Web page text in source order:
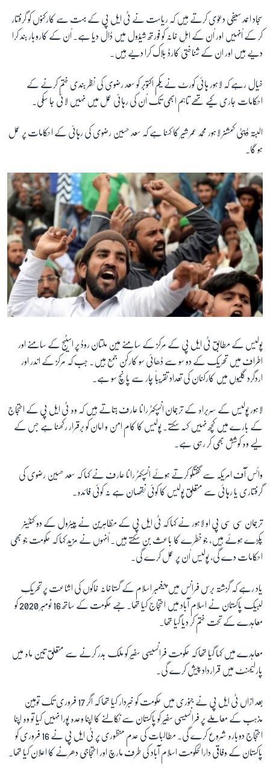
سجاد احمد سیفی دعوٰی کرتے ہیں کہ ریاست نے ٹی ایل پی کے بہت سے کارکنوں کو گرفتار
کر کے اُنہیں اور اُن کے اہلِ خانہ کو فورتھ شیڈول میں ڈال دیا ہے۔ اُن کے کاروبار بند کرا
دیے ہیں اور ان کے شناختی کارڈ بلاک کرا دیے ہیں۔
خیال رہے کہ لاہور ہائی کورٹ نے یکم اکتوبر کو سعد رضوی کی نظر بندی ختم کرنے کے
احکامات جاری کیے تھے تاہم ابھی تک اُن کی رہائی عمل میں نہیں لائی جا سکی۔
البتہ ڈپٹی کمشنر لاہور محمد عمر شیر کا کہنا ہے کہ سعد حسین رضوی کی رہائی کے احکامات پر عمل
ہو گا۔
پولیس کے مطابق ٹی ایل پی کے مرکز کے سامنے مین ملتان روڈ پر اسٹیج کے سامنے اور
اطراف میں تحریک کے دو سو سے ڈھائی سو کارکن جمع ہیں۔ جب کہ مرکز کے اندر اور
اردگرد گلیوں میں کارکنان کی تعداد تقریباً چار سے پانچ سو ہے۔
لاہور پولیس کے سربراہ کے ترجمان انسپکٹر رانا عارف بتاتے ہیں کہ وہ ٹی ایل پی کے احتجاج
کے بارے میں کچھ نہیں کہہ سکتے۔ پولیس کا کام امن و امان کو برقرار رکھنا ہے جس کے
لیے وہ کوشش بھی کر رہی ہے۔
وائس آف امریکہ سے گفتگو کرتے ہوئے انسپکٹر رانا عارف نے کہا کہ سعد حسین رضوی کی
گرفتاری یا رہائی سے متعلق پولیس کا کوئی نقصان ہے نہ کوئی فائدہ۔
ترجمان سی سی پی او لاہور نے کہا کہ ٹی ایل پی کے مظاہرین نے پیٹرول کے دو کنٹینر
پکڑے ہوئے ہیں، جو خطرے کا باعث بن سکتے ہیں۔ اُنہوں نے مزید کہا کہ حکومت جو بھی
احکامات دے گی، پولیس اُن پر عمل کرے گی۔
یاد رہے کہ گزشتہ برس فرانس میں پیغمبرِ اسلام کے گستاخانہ خاکوں کی اشاعت پر تحریکِ
لبیک پاکستان نے اسلام آباد میں احتجاج کیا تھا۔ جسے حکومت کے ساتھ 16 نومبر 2020 کو
معاہدے کے تحت ختم کر دیا گیا تھا۔
معاہدے میں کہا گیا تھا کہ حکومت فرانسیسی سفیر کو ملک بدر کرنے سے متعلق تین ماہ میں
پارلیمنٹ میں قرارداد پیش کرے گی۔
بعد ازاں ٹی ایل پی نے جنوری میں حکومت کو خبردار کیا تھا کہ اگر 17 فروری تک توہینِ
مذہب کے معاملے پر فرانسیسی سفیر کو پاکستان سے نکالنے کا اپنا وعدہ پورا نہیں کیا تو وہ اپنا
احتجاج دوبارہ شروع کرے گی۔ مطالبات کی عدم منظوری پر ٹی ایل پی نے 16 فروری کو
پاکستان کے وفاقی دارالحکومت اسلام آباد کی طرف مارچ اور احتجاجی دھرنے کا اعلان کیا تھا۔